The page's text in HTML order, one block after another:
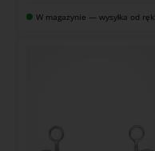
W magazynie — wysyłka od ręki